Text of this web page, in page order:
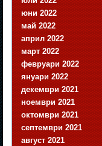
юни 2022
май 2022
април 2022
март 2022
февруари 2022
януари 2022
декември 2021
ноември 2021
октомври 2021
септември 2021
август 2021